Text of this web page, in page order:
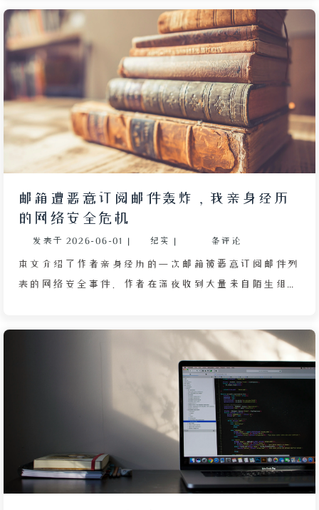
作者于 26 号修改了网站设置，彻底删除 QQ 邮箱显
示，替换为专用的域名邮箱，并决定日常不再使用已暴
露的 Q 邮。文章提醒独立博客作者检查公开邮箱，建
议将邮箱隐藏在卡片或联系表单后，防止爬虫抓取明文
地址。作者反思之前关闭了 Cloudflare 的邮箱保护功
能，导致防线失守，并警告有一伙人正大规模从搜索引
擎结果中扫描公开邮箱发动垃圾轰炸。虽然攻击者仍可
能是熟人，但邮箱公开使得线索指向两个方向：社交圈
单机制处理，等待真相。
邮箱遭恶意订阅邮件轰炸，我亲身经历
的网络安全危机
发表于 2026-06-01 | 纪实 | 条评论
本文介绍了作者亲身经历的一次邮箱被恶意订阅邮件列
表的网络安全事件。作者在深夜收到大量来自陌生组织
络。作者发现自己的主用邮箱被精准知晓，但经过泄露
数据检查并未发现信息外泄，因此怀疑是熟人或通过邮
箱规律猜测所致，甚至联想到一位近期访问其 QQ 空间
的“儒雅”朋友。轰炸持续到午夜，作者通过拒收和举
报功能应对，利用邮件服务商的黑名单机制有效拦截后
续骚扰。最终，这场攻击并未造成持续伤害，反而导致
那些被误判的正当邮件列表运营者受到牵连，无法正常
接收新用户订阅。事件反映了个人邮箱安全的脆弱性，